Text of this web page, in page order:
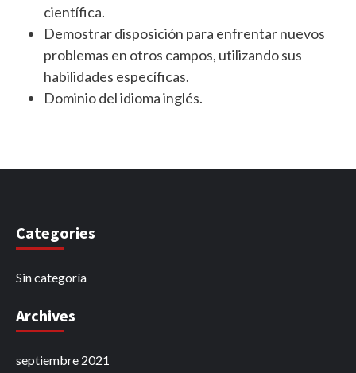
científica.
Demostrar disposición para enfrentar nuevos
problemas en otros campos, utilizando sus
habilidades específicas.
Dominio del idioma inglés.
Categories
Sin categoría
Archives
septiembre 2021